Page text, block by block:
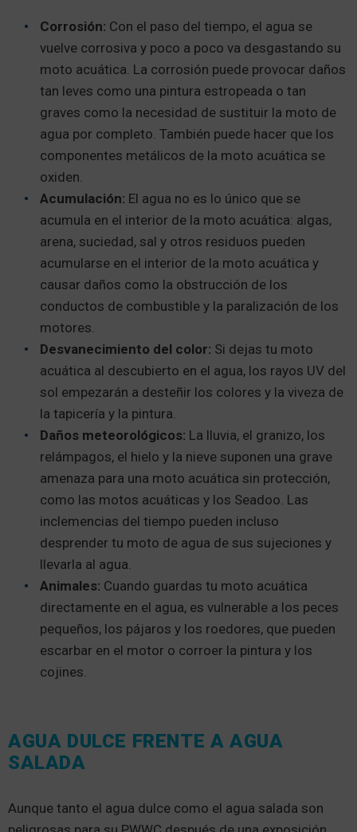
Corrosión: Con el paso del tiempo, el agua se
vuelve corrosiva y poco a poco va desgastando su
moto acuática. La corrosión puede provocar daños
tan leves como una pintura estropeada o tan
graves como la necesidad de sustituir la moto de
agua por completo. También puede hacer que los
componentes metálicos de la moto acuática se
oxiden.
Acumulación: El agua no es lo único que se
acumula en el interior de la moto acuática: algas,
arena, suciedad, sal y otros residuos pueden
acumularse en el interior de la moto acuática y
causar daños como la obstrucción de los
conductos de combustible y la paralización de los
motores.
Desvanecimiento del color: Si dejas tu moto
acuática al descubierto en el agua, los rayos UV del
sol empezarán a desteñir los colores y la viveza de
la tapicería y la pintura.
Daños meteorológicos: La lluvia, el granizo, los
relámpagos, el hielo y la nieve suponen una grave
amenaza para una moto acuática sin protección,
como las motos acuáticas y los Seadoo. Las
inclemencias del tiempo pueden incluso
desprender tu moto de agua de sus sujeciones y
llevarla al agua.
Animales: Cuando guardas tu moto acuática
directamente en el agua, es vulnerable a los peces
pequeños, los pájaros y los roedores, que pueden
escarbar en el motor o corroer la pintura y los
cojines.
AGUA DULCE FRENTE A AGUA
SALADA
Aunque tanto el agua dulce como el agua salada son